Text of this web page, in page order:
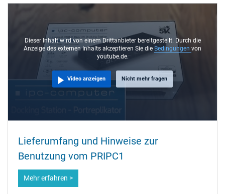
Dieser Inhalt wird von einem Drittanbieter bereitgestellt. Durch die
Anzeige des externen Inhalts akzeptieren Sie die Bedingungen von
youtube.de.
Video anzeigen Nicht mehr fragen
Lieferumfang und Hinweise zur
Benutzung vom PRIPC1
Mehr erfahren >